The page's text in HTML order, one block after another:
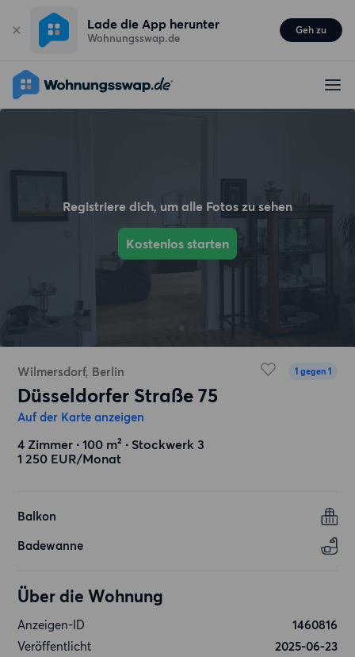
Lade die App herunter
Wohnungsswap.de
Geh zu
Registriere dich, um alle Fotos zu sehen
Kostenlos starten
Wilmersdorf, Berlin 1 gegen 1
Düsseldorfer Straße 75
Auf der Karte anzeigen
4 Zimmer ∙ 100 m² ∙ Stockwerk 3
1 250 EUR/Monat
Balkon
Badewanne
Über die Wohnung
Anzeigen-ID
1460816
Veröffentlicht
2025-06-23